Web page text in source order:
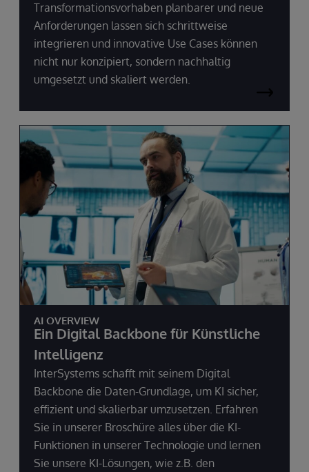
Transformationsvorhaben planbarer und neue
Anforderungen lassen sich schrittweise
integrieren und innovative Use Cases können
nicht nur konzipiert, sondern nachhaltig
umgesetzt und skaliert werden.
AI OVERVIEW
Ein Digital Backbone für Künstliche
Intelligenz
InterSystems schafft mit seinem Digital
Backbone die Daten-Grundlage, um KI sicher,
effizient und skalierbar umzusetzen. Erfahren
Sie in unserer Broschüre alles über die KI-
Funktionen in unserer Technologie und lernen
Sie unsere KI-Lösungen, wie z.B. den